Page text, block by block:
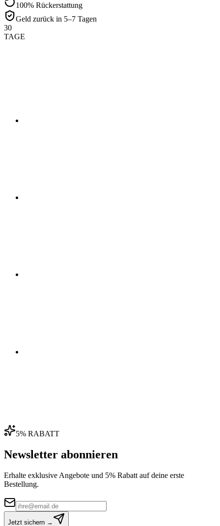
100% Rückerstattung
Geld zurück in 5–7 Tagen
30
TAGE
5% RABATT
Newsletter abonnieren
Erhalte exklusive Angebote und 5% Rabatt auf deine erste
Bestellung.
Jetzt sichern →